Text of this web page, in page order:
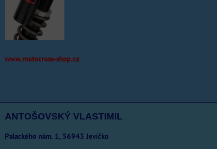
www.motocross-shop.cz
ANTOŠOVSKÝ VLASTIMIL
Palackého nám. 1, 56943 Jevíčko